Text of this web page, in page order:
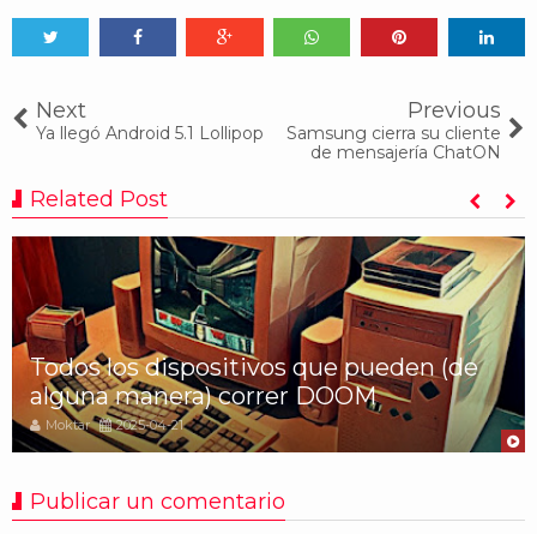
Next
Ya llegó Android 5.1 Lollipop
Previous
Samsung cierra su cliente
de mensajería ChatON
Related Post
Todos los dispositivos que pueden (de
alguna manera) correr DOOM
Moktar 2025-04-21
Publicar un comentario